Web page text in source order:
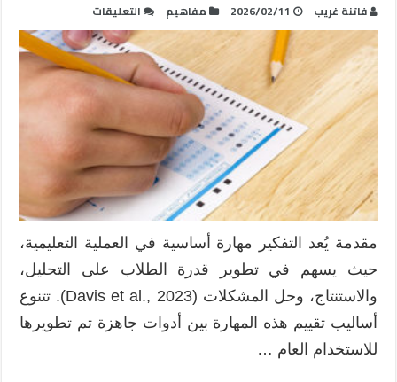
فاتنة غريب 2026/02/11 مفاهيم التعليقات
اختبارات
التفكير:
بين
الجاهزة
والمعدة
من
قبل
الباحثين
مغلقة
مقدمة‌ يُعد التفكير مهارة أساسية في العملية التعليمية،
حيث يسهم في تطوير قدرة الطلاب على التحليل،
والاستنتاج، وحل المشكلات (Davis et al., 2023). تتنوع
أساليب تقييم هذه المهارة بين أدوات جاهزة تم تطويرها
للاستخدام العام …